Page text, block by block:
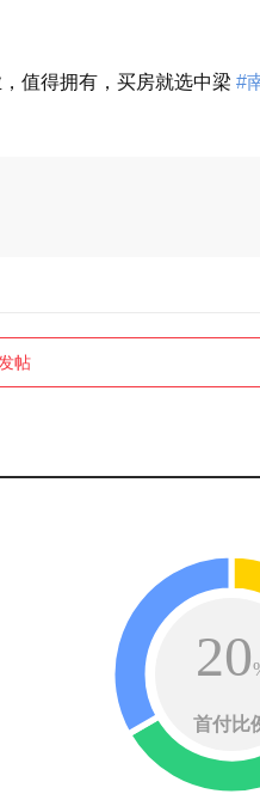
值得拥有，买房就选中梁 #
帖
20
首付比